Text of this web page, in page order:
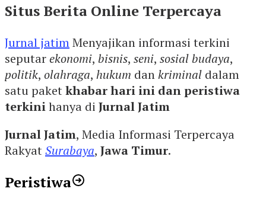
Situs Berita Online Terpercaya
Jurnal jatimMenyajikan informasi terkini
seputarekonomi, bisnis, seni, sosial budaya,
politik, olahraga, hukum dankriminal dalam
satu paketkhabar hari ini dan peristiwa
terkinihanya di Jurnal Jatim
Jurnal Jatim, Media Informasi Terpercaya
RakyatSurabaya, Jawa Timur.
Peristiwa